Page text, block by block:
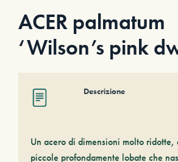
ACER palmatum
‘Wilson’s pink
Descrizione
Un acero di dimensioni molto ridotte,
piccole profondamente lobate che